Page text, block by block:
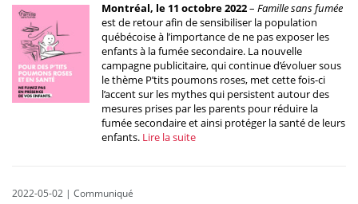
Montréal, le 11 octobre 2022– Famille sans fumée
est de retour afin de sensibiliser la population
québécoise à l’importance de ne pas exposer les
enfants à la fumée secondaire. La nouvelle
campagne publicitaire, qui continue d’évoluer sous
le thème P’tits poumons roses, met cette fois-ci
l’accent sur les mythes qui persistent autour des
mesures prises par les parents pour réduire la
fumée secondaire et ainsi protéger la santé de leurs
enfants. Lire la suite
2022-05-02 | Communiqué